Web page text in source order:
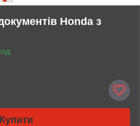
Honda з
Купити